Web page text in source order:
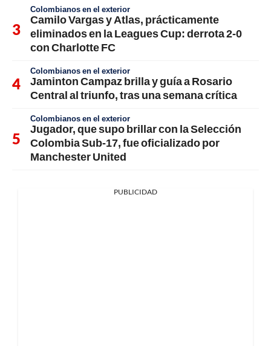
Colombianos en el exterior
Camilo Vargas y Atlas, prácticamente
eliminados en la Leagues Cup: derrota 2-0
con Charlotte FC
Colombianos en el exterior
Jaminton Campaz brilla y guía a Rosario
Central al triunfo, tras una semana crítica
Colombianos en el exterior
Jugador, que supo brillar con la Selección
Colombia Sub-17, fue oficializado por
Manchester United
PUBLICIDAD